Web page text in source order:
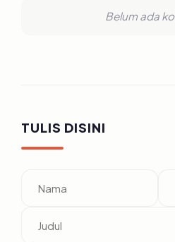
Belum ada
TULIS DISINI